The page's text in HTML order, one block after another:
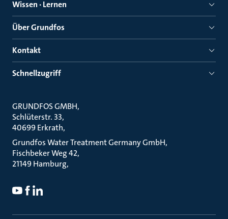
Wissen · Lernen
Über Grundfos
Kontakt
Schnellzugriff
GRUNDFOS GMBH
Schlüterstr. 33
40699 Erkrath
Grundfos Water Treatment Germany GmbH
Fischbeker Weg 42
21149 Hamburg